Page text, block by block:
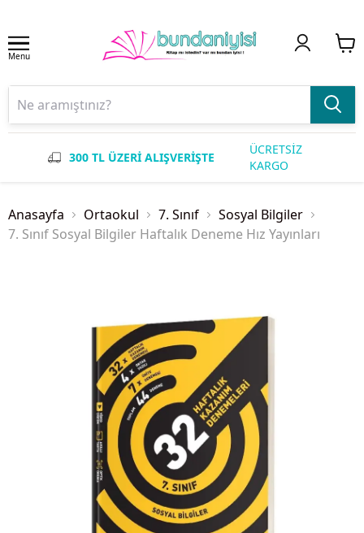
Menu
300 TL ÜZERİ ALIŞVERİŞTE
ÜCRETSİZ
KARGO
Anasayfa Ortaokul 7. Sınıf
Sosyal Bilgiler
7. Sınıf Sosyal Bilgiler Haftalık Deneme Hız Yayınları